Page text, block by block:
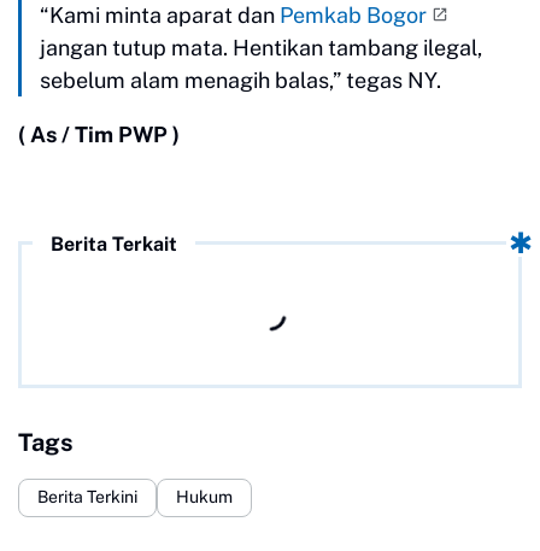
“Kami minta aparat dan Pemkab Bogor
jangan tutup mata. Hentikan tambang ilegal,
sebelum alam menagih balas,” tegas NY.
( As / Tim PWP )
Berita Terkait
Tags
Berita Terkini Hukum